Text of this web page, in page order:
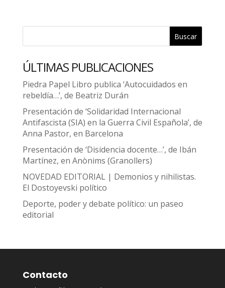
Buscar
ÚLTIMAS PUBLICACIONES
Piedra Papel Libro publica ‘Autocuidados en
rebeldía…’, de Beatriz Durán
Presentación de ‘Solidaridad Internacional
Antifascista (SIA) en la Guerra Civil Española’, de
Anna Pastor, en Barcelona
Presentación de ‘Disidencia docente…’, de Ibán
Martínez, en Anònims (Granollers)
NOVEDAD EDITORIAL | Demonios y nihilistas.
El Dostoyevski político
Deporte, poder y debate político: un paseo
editorial
Contacto